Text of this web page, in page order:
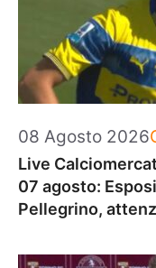
08 Agosto 2026
Live
07 agosto:
Pellegrino,